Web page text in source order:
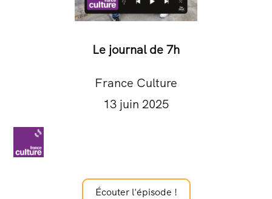
Le journal de 7h
France Culture
13 juin 2025
Écouter l'épisode !